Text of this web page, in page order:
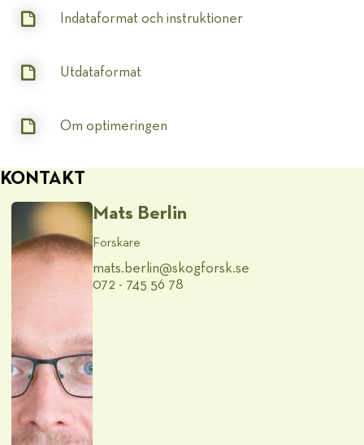
Indataformat och instruktioner
Utdataformat
Om optimeringen
KONTAKT
Mats Berlin
Forskare
mats.berlin@​skogforsk.se
072 - 745 56 78